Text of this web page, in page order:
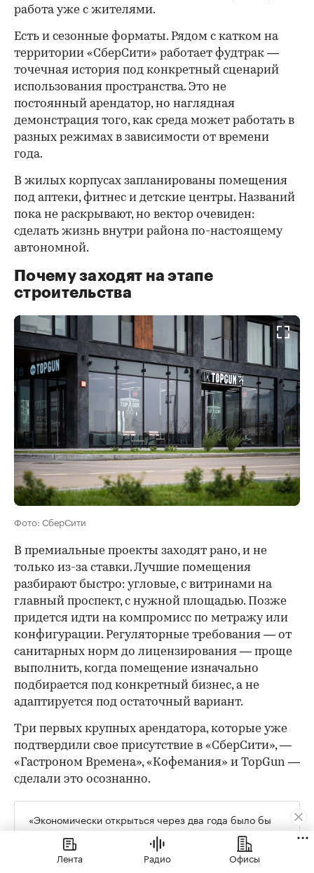
работа уже с жителями.
Есть и сезонные форматы. Рядом с катком на
территории «СберСити» работает фудтрак —
точечная история под конкретный сценарий
использования пространства. Это не
постоянный арендатор, но наглядная
демонстрация того, как среда может работать в
разных режимах в зависимости от времени
года.
В жилых корпусах запланированы помещения
под аптеки, фитнес и детские центры. Названий
пока не раскрывают, но вектор очевиден:
сделать жизнь внутри района по-настоящему
автономной.
Почему заходят на этапе
строительства
Фото: СберСити
В премиальные проекты заходят рано, и не
только из-за ставки. Лучшие помещения
разбирают быстро: угловые, с витринами на
главный проспект, с нужной площадью. Позже
придется идти на компромисс по метражу или
конфигурации. Регуляторные требования — от
санитарных норм до лицензирования — проще
выполнить, когда помещение изначально
подбирается под конкретный бизнес, а не
адаптируется под остаточный вариант.
Три первых крупных арендатора, которые уже
подтвердили свое присутствие в «СберСити», —
«Гастроном Времена», «Кофемания» и TopGun —
сделали это осознанно.
«Экономически открыться через два года было бы
проще и приятнее. Но мы готовы принять эти риски
и, возможно, какое-то время работать не в плюс. Мы
рассматриваем это как инвестиции в будущее», —
Лента Радио Офисы